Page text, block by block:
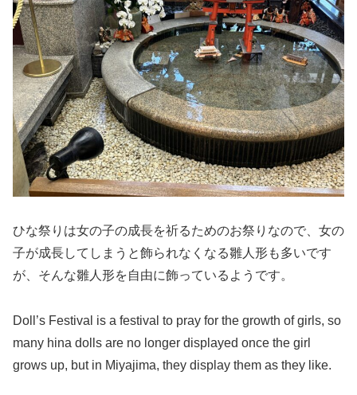
ひな祭りは女の子の成長を祈るためのお祭りなので、女の
子が成長してしまうと飾られなくなる雛人形も多いです
が、そんな雛人形を自由に飾っているようです。
Doll’s Festival is a festival to pray for the growth of girls, so
many hina dolls are no longer displayed once the girl
grows up, but in Miyajima, they display them as they like.